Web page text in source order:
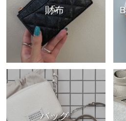
財布
バッグ